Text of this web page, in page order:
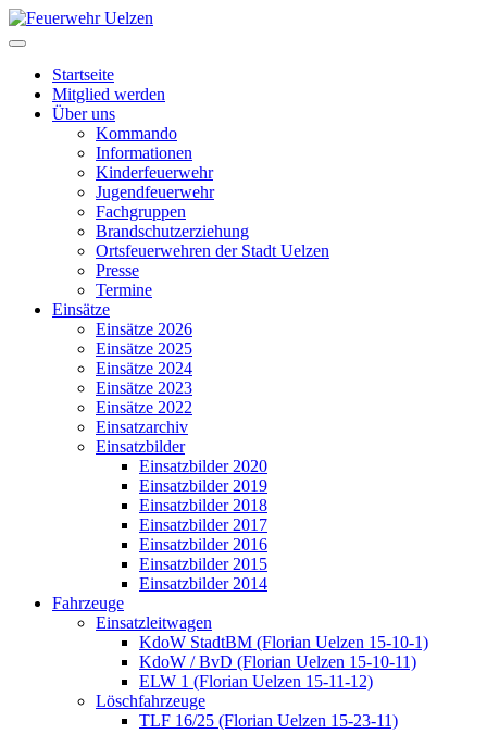
Startseite
Mitglied werden
Über uns
Kommando
Informationen
Kinderfeuerwehr
Jugendfeuerwehr
Fachgruppen
Brandschutzerziehung
Ortsfeuerwehren der Stadt Uelzen
Presse
Termine
Einsätze
Einsätze 2026
Einsätze 2025
Einsätze 2024
Einsätze 2023
Einsätze 2022
Einsatzarchiv
Einsatzbilder
Einsatzbilder 2020
Einsatzbilder 2019
Einsatzbilder 2018
Einsatzbilder 2017
Einsatzbilder 2016
Einsatzbilder 2015
Einsatzbilder 2014
Fahrzeuge
Einsatzleitwagen
KdoW StadtBM (Florian Uelzen 15-10-1)
KdoW / BvD (Florian Uelzen 15-10-11)
ELW 1 (Florian Uelzen 15-11-12)
Löschfahrzeuge
TLF 16/25 (Florian Uelzen 15-23-11)